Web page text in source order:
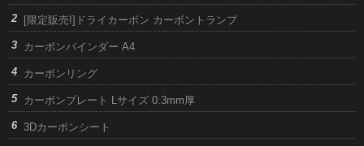
[限定販売!]ドライカーボン カーボントランプ
カーボンバインダー A4
カーボンリング
カーボンプレート Lサイズ 0.3mm厚
3Dカーボンシート